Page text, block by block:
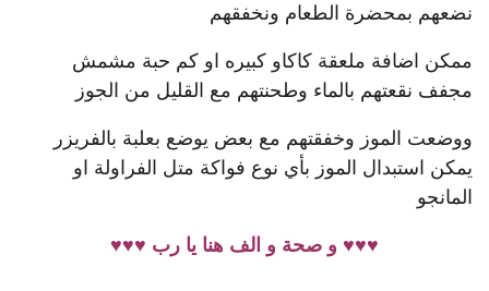
نضعهم بمحضرة الطعام ونخفقهم
ممكن اضافة ملعقة كاكاو كبيره او كم حبة مشمش
مجفف نقعتهم بالماء وطحنتهم مع القليل من الجوز
ووضعت الموز وخفقتهم مع بعض يوضع بعلبة بالفريزر
يمكن استبدال الموز بأي نوع فواكة متل الفراولة او
المانجو
♥♥♥ و صحة و الف هنا يا رب ♥♥♥